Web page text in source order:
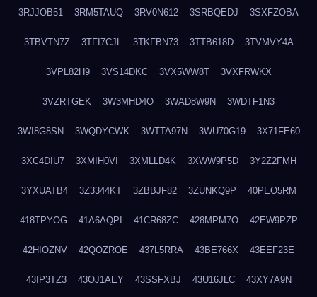
3RJJOB51 3RM5TAUQ 3RV0N612 3SRBQEDJ 3SXFZOBA
3TBVTN7Z 3TFI7CJL 3TKFBN73 3TTB618D 3TVMVY4A
3VPL82H9 3VS14DKC 3VX5WW8T 3VXFRWKX
3VZRTGEK 3W3MHD4O 3WAD8W9N 3WDTF1N3
3WI8G8SN 3WQDYCWK 3WTTA97N 3WU70G19 3X71FE60
3XC4DIU7 3XMIH0VI 3XMLLD4K 3XWW9P5D 3Y2Z2FMH
3YXUATB4 3Z3344KT 3ZBBJF82 3ZUNKQ9P 40PEO5RM
418TPYOG 41A6AQPI 41CR68ZC 428MPM7O 42EW9PZP
42HIOZNV 42QOZROE 437L5RRA 43BE766X 43EEF23E
43IP3TZ3 43OJ1AEY 43SSFXBJ 43U16JLC 43XY7A9N